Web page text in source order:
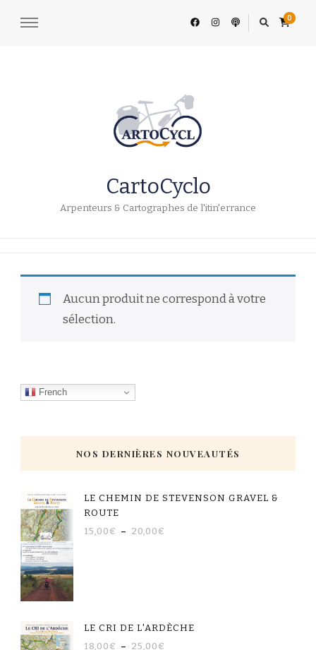
0
CartoCyclo
Arpenteurs & Cartographes de l'itin'errance
Aucun produit ne correspond à votre
sélection.
French
NOS DERNIÈRES NOUVEAUTÉS
LE CHEMIN DE STEVENSON GRAVEL &
ROUTE
15,00€ – 20,00€
LE CRI DE L'ARDÈCHE
18,00€ – 25,00€